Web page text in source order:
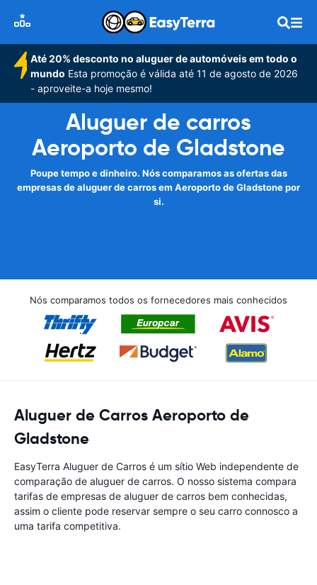
Até 20% desconto no aluguer de automóveis em todo o
mundo Esta promoção é válida até 11 de agosto de 2026
- aproveite-a hoje mesmo!
Aluguer de carros
Aeroporto de Gladstone
Poupe tempo e dinheiro. Nós comparamos as ofertas das
empresas de aluguer de carros em Aeroporto de Gladstone por
si.
Nós comparamos todos os fornecedores mais conhecidos
Aluguer de Carros Aeroporto de
Gladstone
EasyTerra Aluguer de Carros é um sítio Web independente de
comparação de aluguer de carros. O nosso sistema compara
tarifas de empresas de aluguer de carros bem conhecidas,
assim o cliente pode reservar sempre o seu carro connosco a
uma tarifa competitiva.